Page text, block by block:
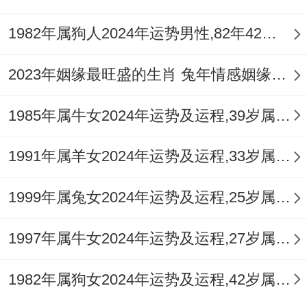
「正官」星对女性而言亦为正缘夫星。流年
午火中暗藏「己土」正印，若能通过长辈介
往更为稳定可靠，男性则需注意，过旺的官
杀会克制「妻财」星，在追求心仪对象时可
了情感建设。
对于已有伴侣的属猴人「孤辰」的作用更多
会抱怨你过于忙碌或冷淡，而你自己也可能
1982年属狗人2024年运势男性,82年42岁属狗男2024年每月运程怎么样
2023年姻缘最旺盛的生肖 兔年情感姻缘运比较旺的属相
1985年属牛女2024年运势及运程,39岁属牛人2024全年每月运势女性如何
1991年属羊女2024年运势及运程,33岁属羊人2024全年每月运势女性如何
1999年属兔女2024年运势及运程,25岁属兔人2024全年每月运势女性如何
1997年属牛女2024年运势及运程,27岁属牛人2024全年每月运势女性如何
1982年属狗女2024年运势及运程,42岁属狗人2024全年每月运势女性如何